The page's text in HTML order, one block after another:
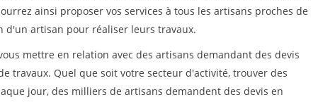
ainsi proposer vos services à tous les artisans proches de
d'un artisan pour réaliser leurs travaux.
mettre en relation avec des artisans demandant des devis
travaux. Quel que soit votre secteur d'activité, trouver des
jour, des milliers de artisans demandent des devis en